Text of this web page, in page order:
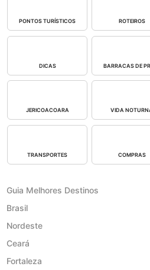
PONTOS TURÍSTICOS ROTEIROS
DICAS BARRACAS DE
JERICOACOARA VIDA
TRANSPORTES COMPRAS
Guia Melhores Destinos
Brasil
Nordeste
Ceará
Fortaleza